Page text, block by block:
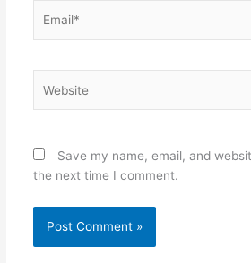
Save my name, email, and
the next time I comment.